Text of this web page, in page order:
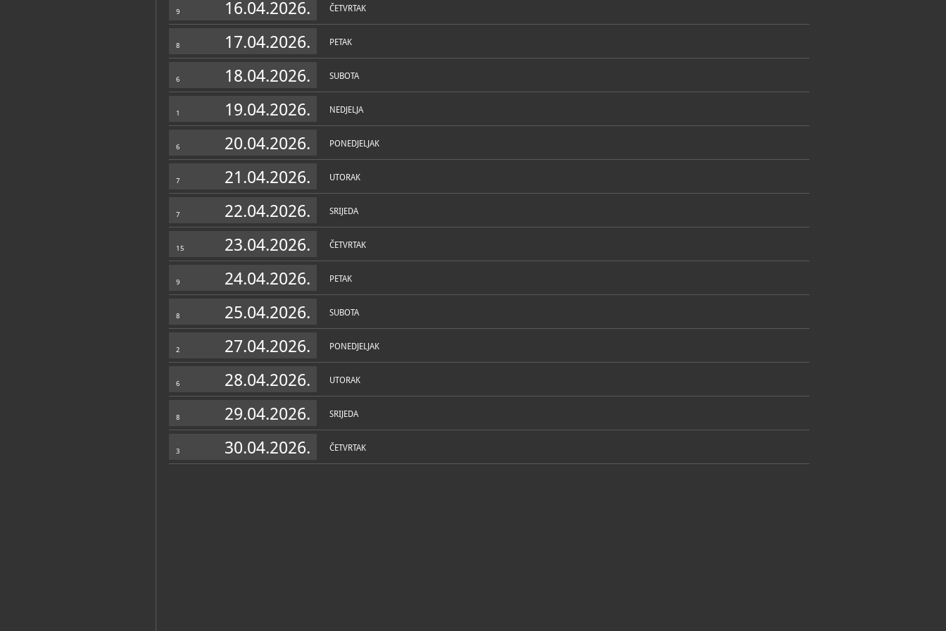
9 16.04.2026. ČETVRTAK
8 17.04.2026. PETAK
6 18.04.2026. SUBOTA
1 19.04.2026. NEDJELJA
6 20.04.2026. PONEDJELJAK
7 21.04.2026. UTORAK
7 22.04.2026. SRIJEDA
15 23.04.2026. ČETVRTAK
9 24.04.2026. PETAK
8 25.04.2026. SUBOTA
2 27.04.2026. PONEDJELJAK
6 28.04.2026. UTORAK
8 29.04.2026. SRIJEDA
3 30.04.2026. ČETVRTAK